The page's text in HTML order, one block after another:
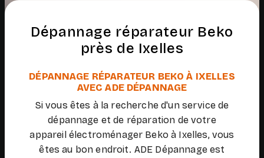
Dépannage réparateur Beko
près de Ixelles
DÉPANNAGE RÉPARATEUR BEKO À IXELLES
AVEC ADE DÉPANNAGE
Si vous êtes à la recherche d'un service de
dépannage et de réparation de votre
appareil électroménager Beko à Ixelles, vous
êtes au bon endroit. ADE Dépannage est